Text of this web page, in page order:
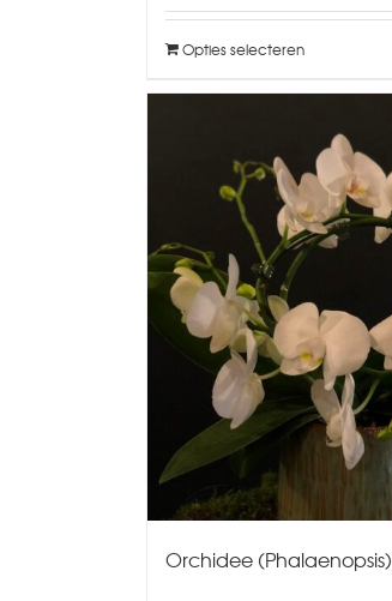
Opties selecteren
Orchidee (Phalaenopsis)